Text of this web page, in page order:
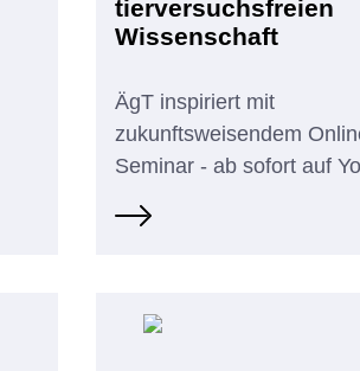
tierversuchsfreien
Wissenschaft
ÄgT inspiriert mit
zukunftsweisendem
Seminar - ab sofort auf